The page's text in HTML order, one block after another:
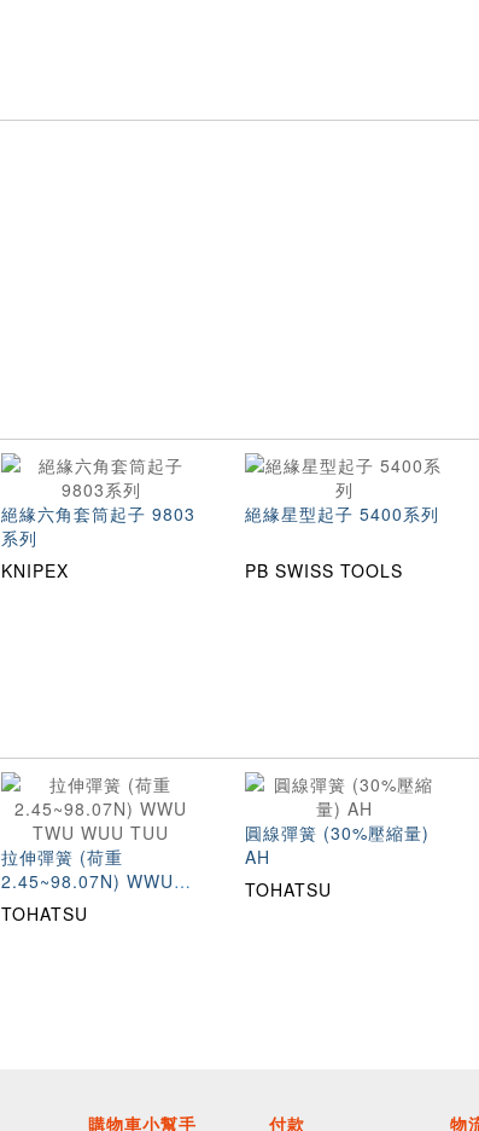
絕緣六角套筒起子 9803
系列
KNIPEX
絕緣星型起子 5400系列
PB SWISS TOOLS
拉伸彈簧 (荷重
2.45~98.07N) WWU
TWU WUU TUU
TOHATSU
圓線彈簧 (30%壓縮量)
AH
TOHATSU
購物車小幫手 付款 物